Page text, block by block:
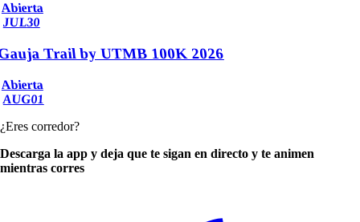
Abierta
JUL30
Trail by UTMB 100K 2026
Abierta
AUG01
¿Eres corredor?
Descarga la app y deja que te sigan en directo y te animen
mientras corres